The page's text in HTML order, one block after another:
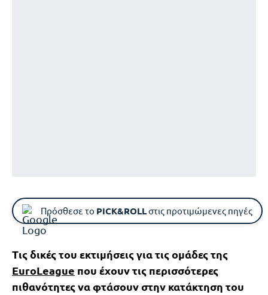
Πρόσθεσε το PICK&ROLLστις προτιμώμενες πηγές
Τις δικές του εκτιμήσεις για τις ομάδες της
EuroLeague που έχουν τις περισσότερες
πιθανότητες να φτάσουν στην κατάκτηση του